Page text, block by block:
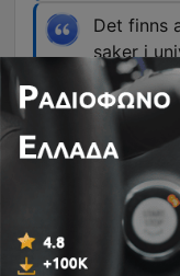
Det finns
saker i
ha ett
00:35:59 ·
googol är
synliga
Vi har
är större
00:43:18